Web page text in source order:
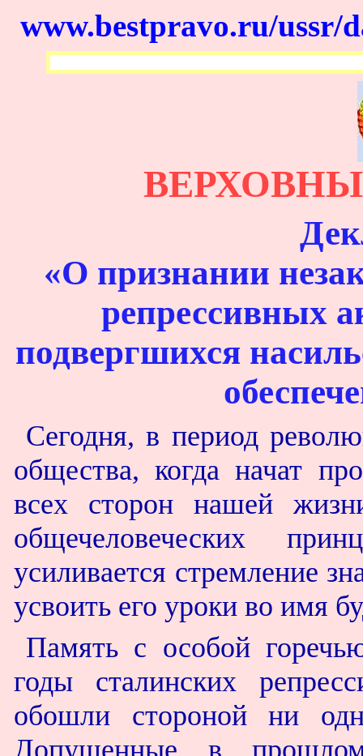
www.bestpravo.ru/ussr/
«О признании
репрессивных
подвергшихся
Сегодня, в период
общества, когда начат
всех сторон нашей
общечеловеческих
усиливается стремление
усвоить его уроки во имя
Память с особой
годы сталинских
обошли стороной ни
Допущенные в